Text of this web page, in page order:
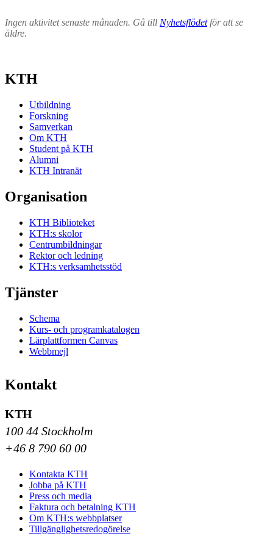
Ingen aktivitet senaste månaden. Gå till Nyhetsflödetför att se
äldre.
KTH
Utbildning
Forskning
Samverkan
Om KTH
Student på KTH
Alumni
KTH Intranät
Organisation
KTH Biblioteket
KTH:s skolor
Centrumbildningar
Rektor och ledning
KTH:s verksamhetsstöd
Tjänster
Schema
Kurs- och programkatalogen
Lärplattformen Canvas
Webbmejl
Kontakt
KTH
100 44 Stockholm
+46 8 790 60 00
Kontakta KTH
Jobba på KTH
Press och media
Faktura och betalning KTH
Om KTH:s webbplatser
Tillgänglighetsredogörelse